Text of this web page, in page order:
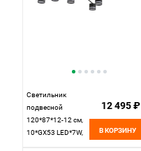
Светильник
подвесной
120*87*12-12 см,
10*GX53 LED*7W,
12 495 ₽
В КОРЗИНУ